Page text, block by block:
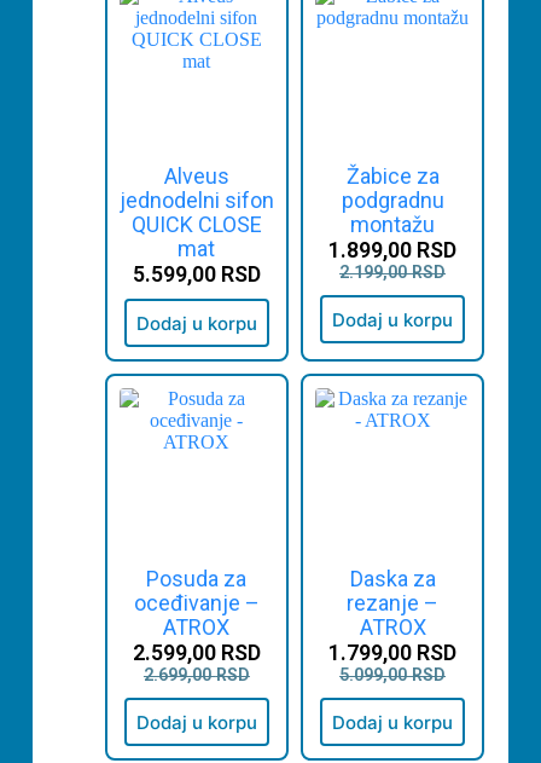
Alveus
jednodelni sifon
QUICK CLOSE
mat
5.599,00 RSD
Dodaj u korpu
Žabice za
podgradnu
montažu
2.199,00RSD
1.899,00 RSD
Dodaj u korpu
Posuda za
oceđivanje –
ATROX
2.699,00RSD
2.599,00 RSD
Dodaj u korpu
Daska za
rezanje –
ATROX
5.099,00RSD
1.799,00 RSD
Dodaj u korpu